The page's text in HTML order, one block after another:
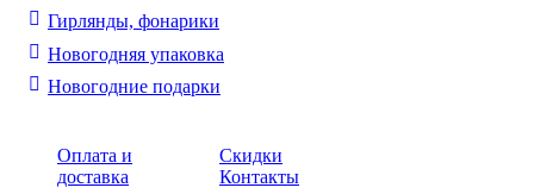
Гирлянды, фонарики
Новогодняя упаковка
Новогодние подарки
Оплата и
доставка
Скидки
Контакты